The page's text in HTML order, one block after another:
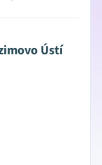
Ústí